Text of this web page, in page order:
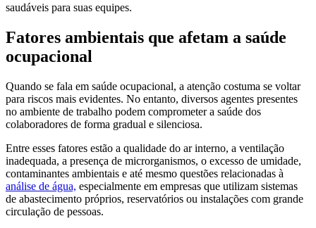
saudáveis para suas equipes.
Fatores ambientais que afetam a saúde
ocupacional
Quando se fala em saúde ocupacional, a atenção costuma se voltar
para riscos mais evidentes. No entanto, diversos agentes presentes
no ambiente de trabalho podem comprometer a saúde dos
colaboradores de forma gradual e silenciosa.
Entre esses fatores estão a qualidade do ar interno, a ventilação
inadequada, a presença de microrganismos, o excesso de umidade,
contaminantes ambientais e até mesmo questões relacionadas à
análise de água, especialmente em empresas que utilizam sistemas
de abastecimento próprios, reservatórios ou instalações com grande
circulação de pessoas.